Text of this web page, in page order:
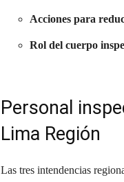
Acciones para
Rol del cuerpo
Personal
Lima Región
Las tres intendencias